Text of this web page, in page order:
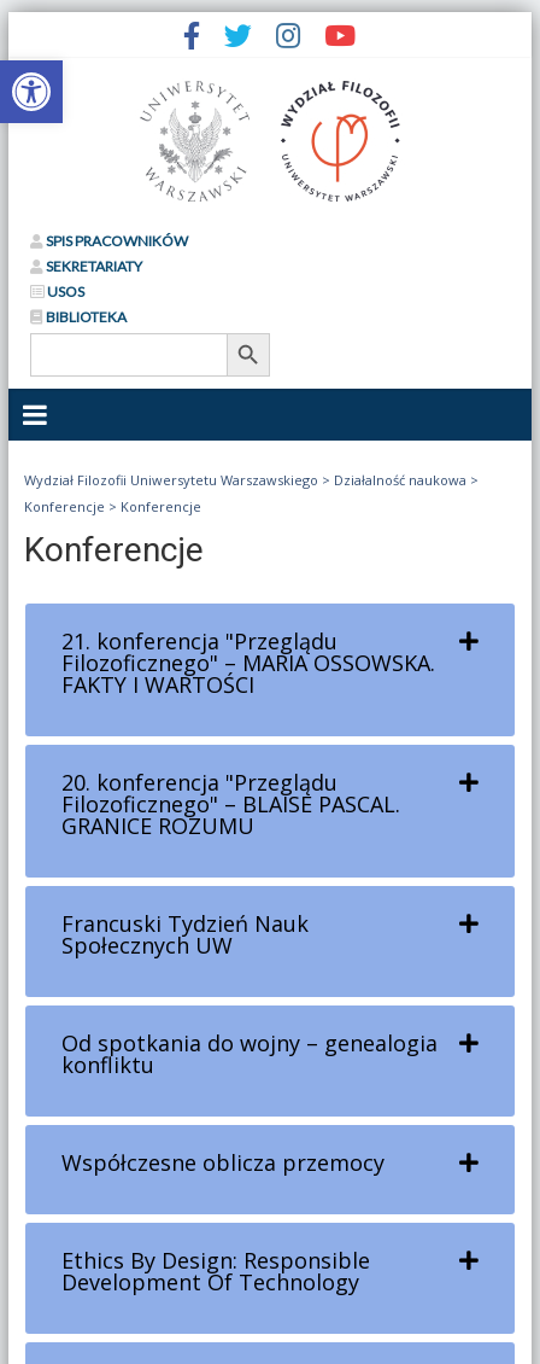
Otwórz pasek narzędzi
SPIS PRACOWNIKÓW
SEKRETARIATY
USOS
BIBLIOTEKA
Search
Search Button
Wydział Filozofii Uniwersytetu Warszawskiego > Działalność naukowa >
Konferencje > Konferencje
Konferencje
21. konferencja "Przeglądu
Filozoficznego" – MARIA OSSOWSKA.
FAKTY I WARTOŚCI
20. konferencja "Przeglądu
Filozoficznego" – BLAISE PASCAL.
GRANICE ROZUMU
Francuski Tydzień Nauk
Społecznych UW
Od spotkania do wojny – genealogia
konfliktu
Współczesne oblicza przemocy
Ethics By Design: Responsible
Development Of Technology